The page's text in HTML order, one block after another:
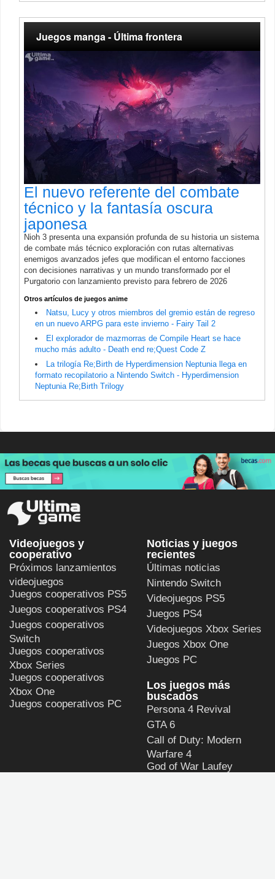
Juegos manga - Última frontera
El nuevo referente del combate
técnico y la fantasía oscura
japonesa
Nioh 3 presenta una expansión profunda de su historia un sistema
de combate más técnico exploración con rutas alternativas
enemigos avanzados jefes que modifican el entorno facciones
con decisiones narrativas y un mundo transformado por el
Purgatorio con lanzamiento previsto para febrero de 2026
Otros artículos de juegos anime
Natsu, Lucy y otros miembros del gremio están de regreso
en un nuevo ARPG para este invierno - Fairy Tail 2
El explorador de mazmorras de Compile Heart se hace
mucho más adulto - Death end re;Quest Code Z
La trilogía Re;Birth de Hyperdimension Neptunia llega en
formato recopilatorio a Nintendo Switch - Hyperdimension
Neptunia Re;Birth Trilogy
Videojuegos y
cooperativo
Próximos lanzamientos
videojuegos
Juegos cooperativos PS5
Juegos cooperativos PS4
Juegos cooperativos
Switch
Juegos cooperativos
Xbox Series
Juegos cooperativos
Xbox One
Juegos cooperativos PC
Noticias y juegos
recientes
Últimas noticias
Nintendo Switch
Videojuegos PS5
Juegos PS4
Videojuegos Xbox Series
Juegos Xbox One
Juegos PC
Los juegos más
buscados
Persona 4 Revival
GTA 6
Call of Duty: Modern
Warfare 4
God of War Laufey